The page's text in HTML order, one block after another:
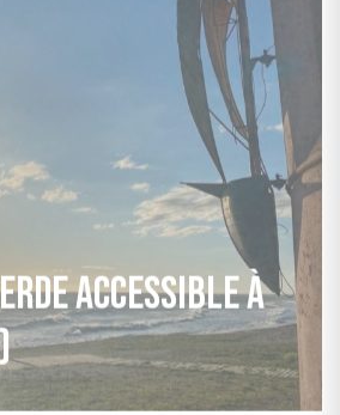
accessible à